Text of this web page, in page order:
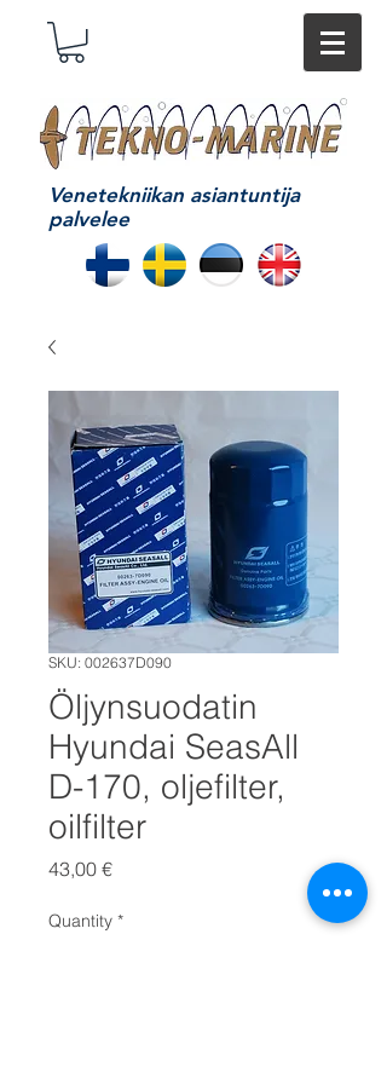
Venetekniikan asiantuntija
palvelee
SKU: 002637D090
Öljynsuodatin
Hyundai SeasAll
D-170, oljefilter,
oilfilter
43,00 €Price
Quantity *